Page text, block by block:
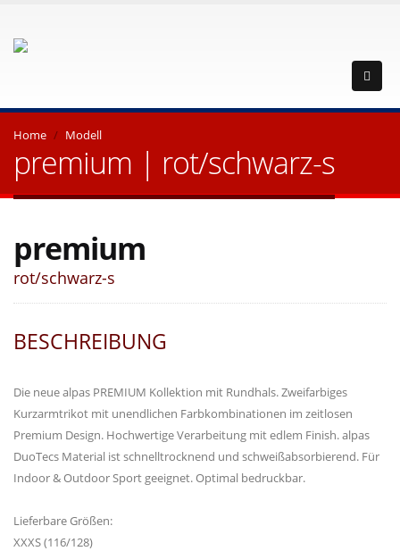
Home Modell
premium | rot/schwarz-s
premium
rot/schwarz-s
BESCHREIBUNG
Die neue alpas PREMIUM Kollektion mit Rundhals. Zweifarbiges
Kurzarmtrikot mit unendlichen Farbkombinationen im zeitlosen
Premium Design. Hochwertige Verarbeitung mit edlem Finish. alpas
DuoTecs Material ist schnelltrocknend und schweißabsorbierend. Für
Indoor & Outdoor Sport geeignet. Optimal bedruckbar.
Lieferbare Größen:
XXXS (116/128)